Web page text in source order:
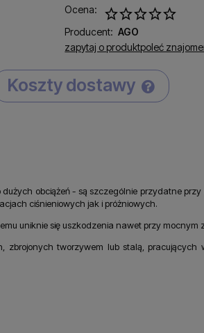
Cena nie zawiera
płatności
Ocena:
Producent: AGO
zapytaj o produktpoleć
Koszty dostawy
dużych obciążeń - są szczególnie przydatne
ciśnieniowych jak i próżniowych.
uniknie się uszkodzenia nawet przy mocnym
tworzywem lub stalą, pracujących